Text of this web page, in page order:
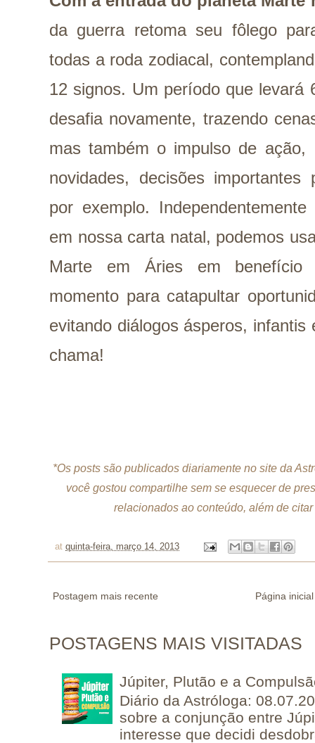
da guerra retoma seu fôlego
todas a roda zodiacal,
12 signos. Um período que levará
desafia novamente, trazendo
mas também o impulso de
novidades, decisões importantes
por exemplo.
em nossa carta natal, podemos
Marte em Áries em benefício
momento para catapultar
evitando diálogos ásperos,
chama!
*Os posts são publicados diariamente no site da
você gostou compartilhe sem se esquecer de
relacionados ao conteúdo, além de
at quinta-feira, março 14, 2013
Postagem mais recente Página inicial
POSTAGENS MAIS VISITADAS
Júpiter, Plutão e a
Diário da Astróloga:
sobre a conjunção entre
interesse que decidi